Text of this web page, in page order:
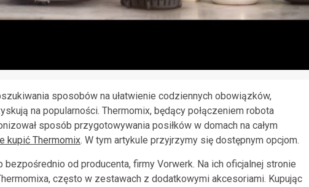
sposobów na ułatwienie codziennych obowiązków,
na popularności. Thermomix, będący połączeniem robota
sposób przygotowywania posiłków w domach na całym
kupić Thermomix. W tym artykule przyjrzymy się dostępnym opcjom.
od producenta, firmy Vorwerk. Na ich oficjalnej stronie
często w zestawach z dodatkowymi akcesoriami. Kupując